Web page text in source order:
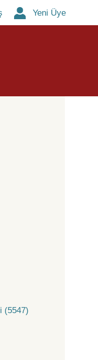
Yeni Üye
(5547)